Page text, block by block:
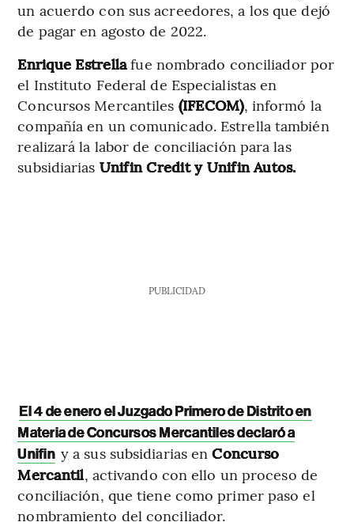
un acuerdo con sus acreedores, a los que dejó
de pagar en agosto de 2022.
Enrique Estrellafue nombrado conciliador por
el Instituto Federal de Especialistas en
Concursos Mercantiles (IFECOM), informó la
compañía en un comunicado. Estrella también
realizará la labor de conciliación para las
subsidiarias Unifin Credit y Unifin Autos.
PUBLICIDAD
El 4 de enero el Juzgado Primero de Distrito en
Materia de Concursos Mercantiles declaró a
Unifin y a sus subsidiarias enConcurso
Mercantil, activando con ello un proceso de
conciliación, que tiene como primer paso el
nombramiento del conciliador.